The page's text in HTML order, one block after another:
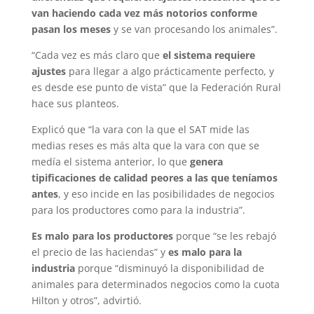
van haciendo cada vez más notorios conforme
pasan los mesesy se van procesando los animales”.
“Cada vez es más claro que el sistema requiere
ajustespara llegar a algo prácticamente perfecto, y
es desde ese punto de vista” que la Federación Rural
hace sus planteos.
Explicó que “la vara con la que el SAT mide las
medias reses es más alta que la vara con que se
medía el sistema anterior, lo que genera
tipificaciones de calidad peores a las que teníamos
antes, y eso incide en las posibilidades de negocios
para los productores como para la industria”.
Es malo para los productoresporque “se les rebajó
el precio de las haciendas” y es malo para la
industriaporque “disminuyó la disponibilidad de
animales para determinados negocios como la cuota
Hilton y otros”, advirtió.